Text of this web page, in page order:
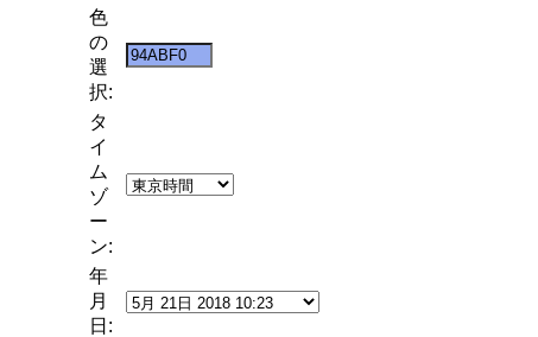
色
の
選
択:
タ
イ
ム
ゾ
ー
ン:
年
月
日: